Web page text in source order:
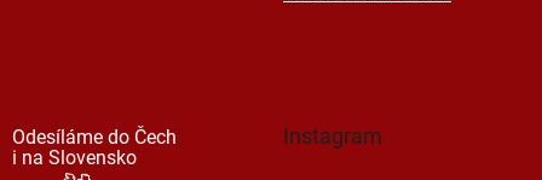
Odesíláme do Čech
i na Slovensko
Instagram